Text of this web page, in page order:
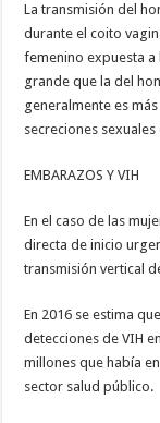
La transmisión del
durante el coito
femenino expuesta a
grande que la del
generalmente es
secreciones
EMBARAZOS Y VIH
En el caso de las
directa de inicio
transmisión vertical
En 2016 se estima
detecciones de VIH
millones que había
sector salud público.